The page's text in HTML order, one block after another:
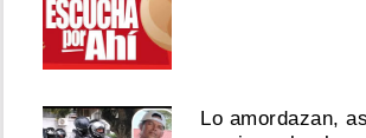
Lo amordazan,